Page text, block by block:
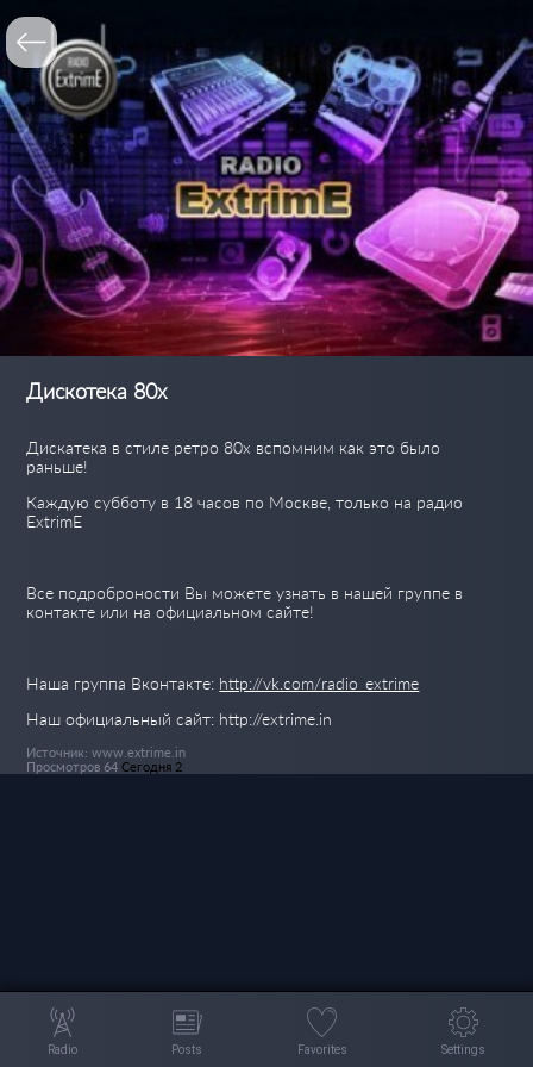
Дискотека 80х
Дискатека в стиле ретро 80х вспомним как это было
раньше!
Каждую субботу в 18 часов по Москве, только на радио
ExtrimE
Все подроброности Вы можете узнать в нашей группе в
контакте или на официальном сайте!
Наша группа Вконтакте: http://vk.com/radio_extrime
Наш официальный сайт: http://extrime.in
Источник: www.extrime.in
Просмотров 64 Сегодня 2
Radio Posts Favorites Settings